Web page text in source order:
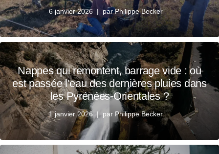
6 janvier 2026 parPhilippe Becker
Nappes qui remontent, barrage vide : où
est passée l’eau des dernières pluies dans
les Pyrénées-Orientales ?
1 janvier 2026 par Philippe Becker